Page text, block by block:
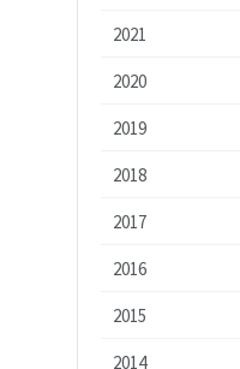
2021
2020
2019
2018
2017
2016
2015
2014